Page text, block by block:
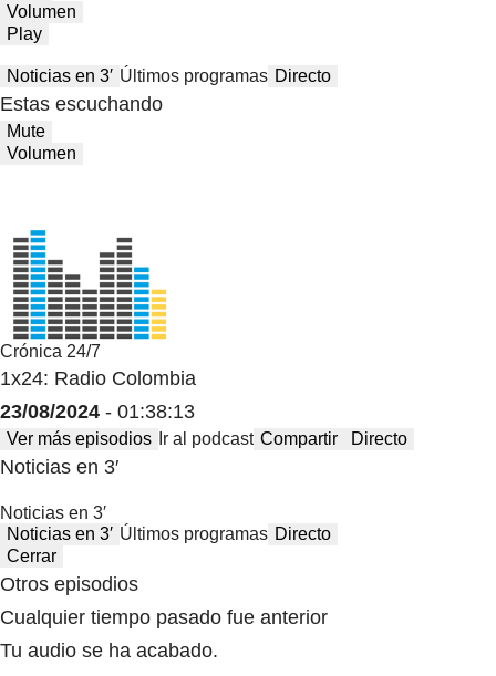
Volumen
Play
Noticias en 3′ Últimos programas Directo
Estas escuchando
Mute
Volumen
Crónica 24/7
1x24: Radio Colombia
23/08/2024 - 01:38:13
Ver más episodios Ir al podcast Compartir Directo
Noticias en 3′
Noticias en 3′
Noticias en 3′ Últimos programas Directo
Cerrar
Otros episodios
Cualquier tiempo pasado fue anterior
Tu audio se ha acabado.